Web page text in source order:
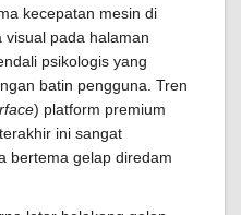
kecepatan mesin di
visual pada halaman
psikologis yang
batin pengguna. Tren
) platform premium
ini sangat
bertema gelap diredam